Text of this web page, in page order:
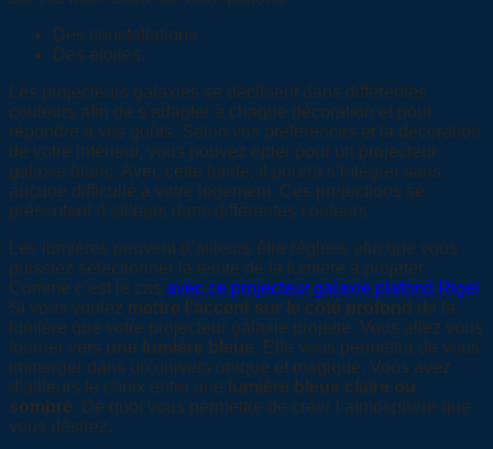
Des constellations
Des étoiles.
Les projecteurs galaxies se déclinent dans différentes
couleurs afin de s’adapter à chaque décoration et pour
répondre à vos goûts. Selon vos préférences et la décoration
de votre intérieur, vous pouvez opter pour un projecteur
galaxie blanc. Avec cette teinte, il pourra s’intégrer sans
aucune difficulté à votre logement. Ces projections se
présentent d’ailleurs dans différentes couleurs.
Les lumières peuvent d’ailleurs être réglées afin que vous
puissiez sélectionner la teinte de la lumière à projeter.
Comme c’est le cas avec ce projecteur galaxie plafond Rigel .
Si vous voulez mettre l’accent sur le côté profond de la
lumière que votre projecteur galaxie projette. Vous allez vous
tourner vers une lumière bleue. Elle vous permettra de vous
immerger dans un univers unique et magique. Vous avez
d’ailleurs le choix entre une lumière bleue claire ou
sombre. De quoi vous permettre de créer l’atmosphère que
vous désirez.